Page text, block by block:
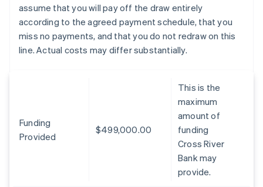
assume that you will pay off the draw entirely
according to the agreed payment schedule, that you
miss no payments, and that you do not redraw on this
line. Actual costs may differ substantially.
Funding
Provided
$499,000.00
This is the
maximum
amount of
funding
Cross River
Bank may
provide.